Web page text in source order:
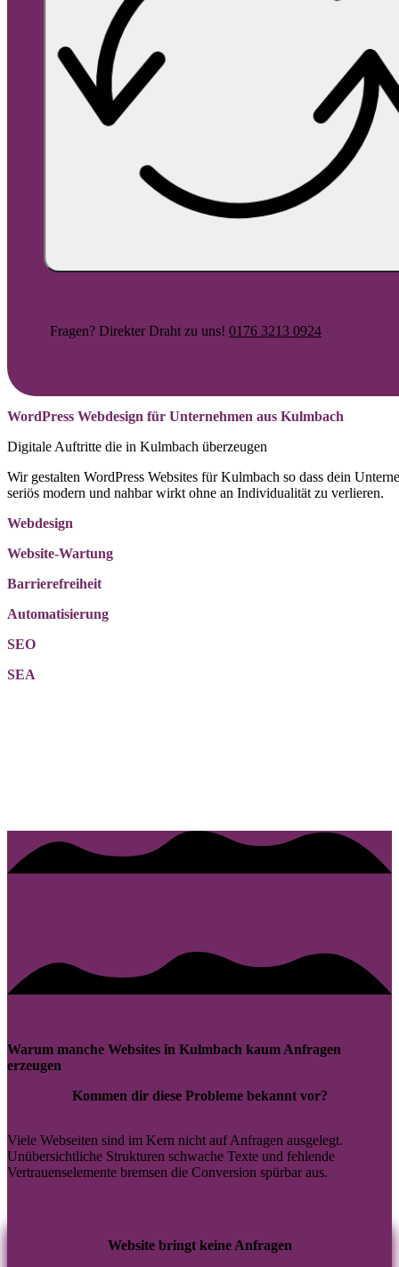
WordPress Webdesign für Unternehmen aus Kulmbach
Digitale Auftritte die in Kulmbach überzeugen
Wir gestalten WordPress Websites für Kulmbach so dass dein
seriös modern und nahbar wirkt ohne an Individualität zu verlieren.
Webdesign
Website-Wartung
Barrierefreiheit
Automatisierung
SEO
SEA
Fragen? Direkter Draht zu uns! 0176 3213 0924
Warum manche Websites in Kulmbach kaum Anfragen
erzeugen
Kommen dir diese Probleme bekannt vor?
Viele Webseiten sind im Kern nicht auf Anfragen ausgelegt.
Unübersichtliche Strukturen schwache Texte und fehlende
Vertrauenselemente bremsen die Conversion spürbar aus.
Website bringt keine Anfragen